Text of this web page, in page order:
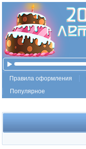
Правила оформления
Популярное